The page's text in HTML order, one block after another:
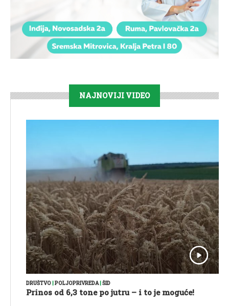
NAJNOVIJI VIDEO
DRUŠTVO|POLJOPRIVREDA|ŠID
Prinos od 6,3 tone po jutru – i to je moguće!